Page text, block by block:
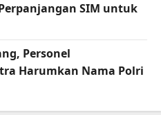
SIM untuk
Personel
Harumkan Nama Polri